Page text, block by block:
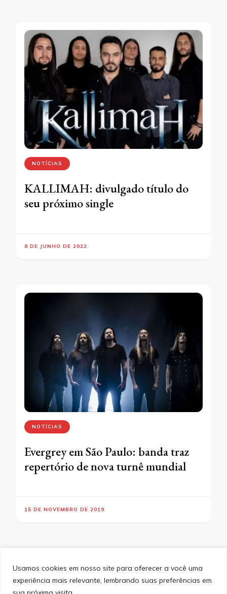
Usamos cookies em nosso site para oferecer a você uma
experiência mais relevante, lembrando suas preferências em
NOTÍCIAS
KALLIMAH: divulgado título do
seu próximo single
8 DE JUNHO DE 2022
NOTÍCIAS
Evergrey em São Paulo: banda traz
repertório de nova turnê mundial
15 DE NOVEMBRO DE 2019
SITEMAP POLÍTICA DE PRIVACIDADE
EQUIPE